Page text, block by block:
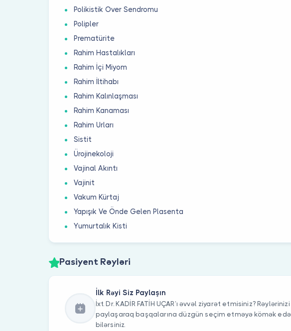
Polikistik Over Sendromu
Polipler
Prematürite
Rahim Hastalıkları
Rahim İçi Miyom
Rahim İltihabı
Rahim Kalınlaşması
Rahim Kanaması
Rahim Urları
Sistit
Ürojinekoloji
Vajinal Akıntı
Vajinit
Vakum Kürtaj
Yapışık Ve Önde Gelen Plasenta
Yumurtalık Kisti
Pasiyent Rəyləri
İlk Rəyi Siz Paylaşın
İxt. Dr. KADİR FATİH UÇAR’ı əvvəl ziyarət etmisiniz? Rəylərinizi
paylaşaraq başqalarına düzgün seçim etməyə kömək edə
bilərsiniz.